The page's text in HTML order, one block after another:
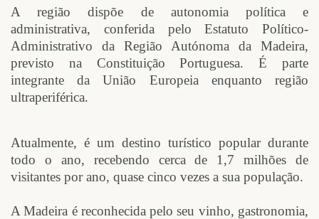
A região dispõe de autonomia política e
administrativa, conferida pelo Estatuto Político-
Administrativo da Região Autónoma da Madeira,
previsto na Constituição Portuguesa. É parte
integrante da União Europeia enquanto região
ultraperiférica.
Atualmente, é um destino turístico popular durante
todo o ano, recebendo cerca de 1,7 milhões de
visitantes por ano, quase cinco vezes a sua população.
A Madeira é reconhecida pelo seu vinho, gastronomia,